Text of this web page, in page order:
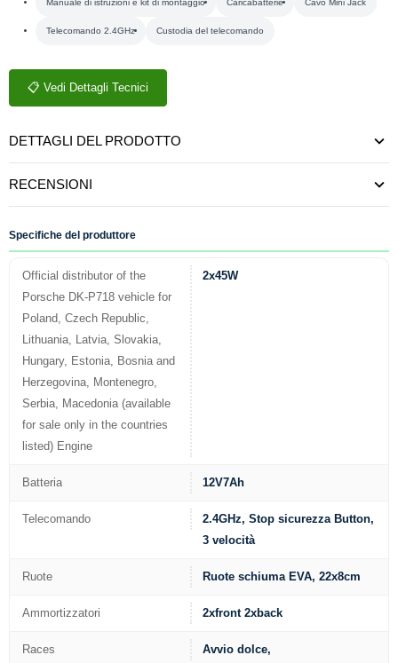
Manuale di istruzioni e kit di montaggio Caricabatterie Cavo Mini Jack
Telecomando 2.4GHz Custodia del telecomando
📋 Vedi Dettagli Tecnici
DETTAGLI DEL PRODOTTO
RECENSIONI
Specifiche del produttore
Official distributor of the
Porsche DK-P718 vehicle for
Poland, Czech Republic,
Lithuania, Latvia, Slovakia,
Hungary, Estonia, Bosnia and
Herzegovina, Montenegro,
Serbia, Macedonia (available
for sale only in the countries
listed) Engine
2x45W
Batteria 12V7Ah
Telecomando
2.4GHz, Stop sicurezza Button,
3 velocità
Ruote Ruote schiuma EVA, 22x8cm
Ammortizzatori 2xfront 2xback
Races
Avvio dolce,